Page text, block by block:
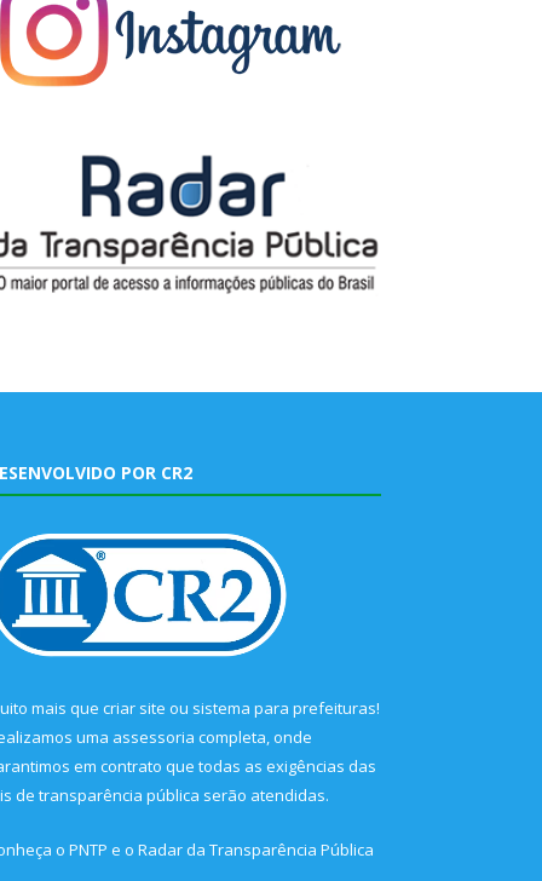
POR CR2
mais que criar site ou sistema para prefeituras!
uma assessoria completa, onde
em contrato que todas as exigências das
de transparência pública serão atendidas.
o PNTP e o Radar da Transparência Pública